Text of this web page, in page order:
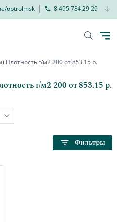
optrolmsk 8 495 784 29 29
Плотность г/м2 200 от 853.15 р.
г/м2 200 от 853.15 р.
Фильтры